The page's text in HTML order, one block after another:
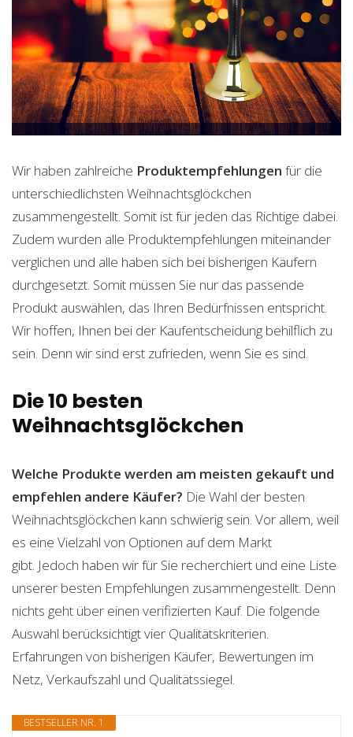
Wir haben zahlreiche Produktempfehlungen für die
unterschiedlichsten Weihnachtsglöckchen
zusammengestellt. Somit ist für jeden das Richtige dabei.
Zudem wurden alle Produktempfehlungen miteinander
verglichen und alle haben sich bei bisherigen Käufern
durchgesetzt. Somit müssen Sie nur das passende
Produkt auswählen, das Ihren Bedürfnissen entspricht.
Wir hoffen, Ihnen bei der Kaufentscheidung behilflich zu
sein. Denn wir sind erst zufrieden, wenn Sie es sind.
Die 10 besten
Weihnachtsglöckchen
Welche Produkte werden am meisten gekauft und
empfehlen andere Käufer? Die Wahl der besten
Weihnachtsglöckchen kann schwierig sein. Vor allem, weil
es eine Vielzahl von Optionen auf dem Markt
gibt. Jedoch haben wir für Sie recherchiert und eine Liste
unserer besten Empfehlungen zusammengestellt. Denn
nichts geht über einen verifizierten Kauf. Die folgende
Auswahl berücksichtigt vier Qualitätskriterien.
Erfahrungen von bisherigen Käufer, Bewertungen im
Netz, Verkaufszahl und Qualitätssiegel.
BESTSELLER NR. 1